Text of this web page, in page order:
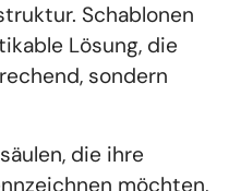
Schablonen
Lösung, die
sondern
die ihre
möchten,